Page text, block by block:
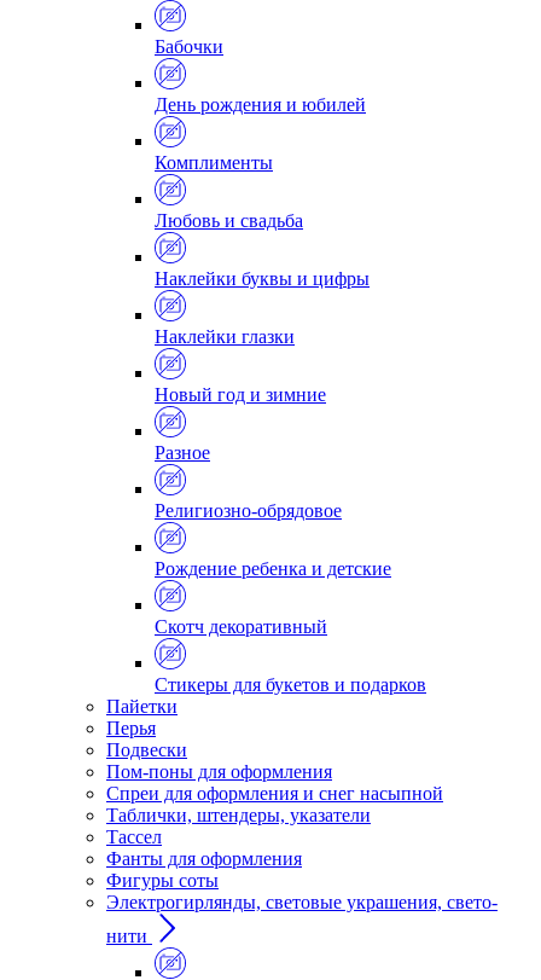
Бабочки
День рождения и юбилей
Комплименты
Любовь и свадьба
Наклейки буквы и цифры
Наклейки глазки
Новый год и зимние
Разное
Религиозно-обрядовое
Рождение ребенка и детские
Скотч декоративный
Стикеры для букетов и подарков
Пайетки
Перья
Подвески
Пом-поны для оформления
Спреи для оформления и снег насыпной
Таблички, штендеры, указатели
Тассел
Фанты для оформления
Фигуры соты
Электрогирлянды, световые украшения, свето-
нити